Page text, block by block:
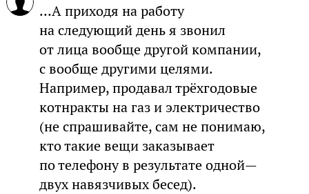
…А приходя на работу
на следующий день я звонил
от лица вообще другой компании,
с вообще другими целями.
Например, продавал трёхгодовые
котнракты на газ и электричество
(не спрашивайте, сам не понимаю,
кто такие вещи заказывает
по телефону в результате одной—
двух навязчивых бесед).